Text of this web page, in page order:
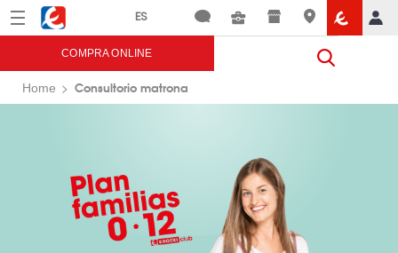
Menú Eroski
COMPRA ONLINE
Home Consultorio matrona